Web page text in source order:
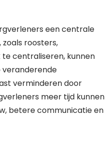
een centrale
roosters,
centraliseren, kunnen
verminderen door
meer tijd kunnen
betere communicatie en